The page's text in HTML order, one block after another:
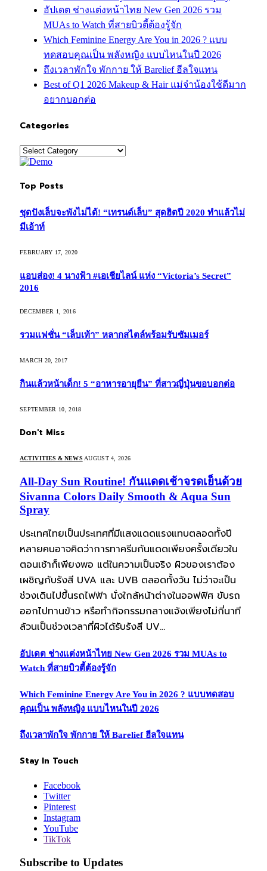
อัปเดต ช่างแต่งหน้าไทย New Gen 2026 รวม
MUAs to Watch ที่สายบิวตี้ต้องรู้จัก
Which Feminine Energy Are You in 2026 ? แบบ
ทดสอบคุณเป็น พลังหญิง แบบไหนในปี 2026
ถึงเวลาพักใจ พักกาย ให้ Barelief ฮีลใจแทน
Best of Q1 2026 Makeup & Hair แม่จ๋าน้องใช้ดีมาก
อยากบอกต่อ
Categories
Categories
Top Posts
ชุดปังเล็บจะพังไม่ได้! “เทรนด์เล็บ” สุดฮิตปี 2020 ทำแล้วไม่
มีเอ้าท์
FEBRUARY 17, 2020
แอบส่อง! 4 นางฟ้า #เอเชียไลน์ แห่ง “Victoria’s Secret”
2016
DECEMBER 1, 2016
รวมแฟชั่น “เล็บเท้า” หลากสไตล์พร้อมรับซัมเมอร์
MARCH 20, 2017
กินแล้วหน้าเด็ก! 5 “อาหารอายุยืน” ที่สาวญี่ปุ่นขอบอกต่อ
SEPTEMBER 10, 2018
Don't Miss
ACTIVITIES & NEWS AUGUST 4, 2026
All-Day Sun Routine! กันแดดเช้าจรดเย็นด้วย
Sivanna Colors Daily Smooth & Aqua Sun
Spray
ประเทศไทยเป็นประเทศที่มีแสงแดดแรงแทบตลอดทั้งปี
หลายคนอาจคิดว่าการทาครีมกันแดดเพียงครั้งเดียวใน
ตอนเช้าก็เพียงพอ แต่ในความเป็นจริง ผิวของเราต้อง
เผชิญกับรังสี UVA และ UVB ตลอดทั้งวัน ไม่ว่าจะเป็น
ช่วงเดินไปขึ้นรถไฟฟ้า นั่งใกล้หน้าต่างในออฟฟิศ ขับรถ
ออกไปทานข้าว หรือทำกิจกรรมกลางแจ้งเพียงไม่กี่นาที
ล้วนเป็นช่วงเวลาที่ผิวได้รับรังสี UV…
อัปเดต ช่างแต่งหน้าไทย New Gen 2026 รวม MUAs to
Watch ที่สายบิวตี้ต้องรู้จัก
Which Feminine Energy Are You in 2026 ? แบบทดสอบ
คุณเป็น พลังหญิง แบบไหนในปี 2026
ถึงเวลาพักใจ พักกาย ให้ Barelief ฮีลใจแทน
Stay In Touch
Facebook
Twitter
Pinterest
Instagram
YouTube
TikTok
Subscribe to Updates